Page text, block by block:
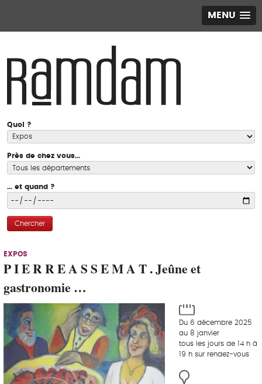
MENU
Quoi ?
Près de chez vous...
... et quand ?
Chercher
EXPOS
P I E R R E A S S E M A T . Jeûne et
gastronomie …
Du 6 décembre 2025
au 8 janvier
tous les jours de 14 h à
19 h sur rendez-vous